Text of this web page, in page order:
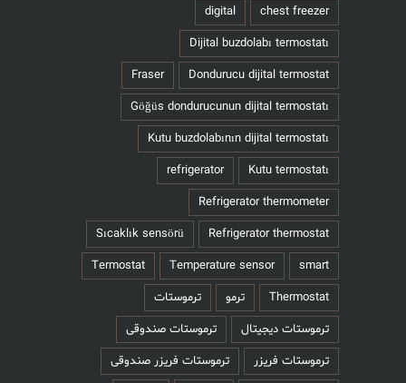
chest freezer
digital
Dijital buzdolabı termostatı
Dondurucu dijital termostat
Fraser
Göğüs dondurucunun dijital termostatı
Kutu buzdolabının dijital termostatı
Kutu termostatı
refrigerator
Refrigerator thermometer
Refrigerator thermostat
Sıcaklık sensörü
smart
Temperature sensor
Termostat
Thermostat
ترمو
ترموستات
ترموستات دیجیتال
ترموستات صندوقی
ترموستات فریزر
ترموستات فریزر صندوقی